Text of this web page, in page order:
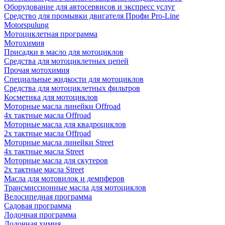
Оборудование для автосервисов и экспресс услуг
Средство для промывки двигателя Профи Pro-Line
Motorspulung
Мотоциклетная программа
Мотохимия
Присадки в масло для мотоциклов
Средства для мотоциклетных цепей
Прочая мотохимия
Специальные жидкости для мотоциклов
Средства для мотоциклетных фильтров
Косметика для мотоциклов
Моторные масла линейки Offroad
4х тактные масла Offroad
Моторные масла для квадроциклов
2х тактные масла Offroad
Моторные масла линейки Street
4х тактные масла Street
Моторные масла для скутеров
2х тактные масла Street
Масла для мотовилок и демпферов
Трансмиссионные масла для мотоциклов
Велосипедная программа
Садовая программа
Лодочная программа